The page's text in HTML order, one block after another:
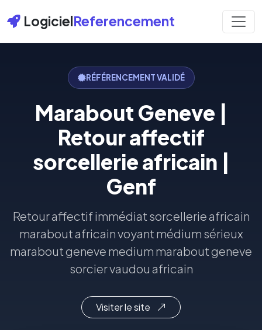
LogicielReferencement
RÉFÉRENCEMENT VALIDÉ
Marabout Geneve |
Retour affectif
sorcellerie africain |
Genf
Retour affectif immédiat sorcellerie africain
marabout africain voyant médium sérieux
marabout geneve medium marabout geneve
sorcier vaudou africain
Visiter le site